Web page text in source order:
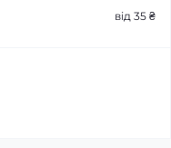
від 35 ₴